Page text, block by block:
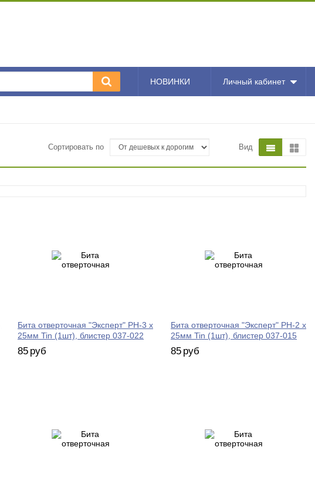
НОВИНКИ Личный кабинет
Сортировать по Вид
Бита отверточная "Эксперт" PH-3 х
25мм Tin (1шт), блистер 037-022
85 руб
Бита отверточная "Эксперт" PH-2 х
25мм Tin (1шт), блистер 037-015
85 руб